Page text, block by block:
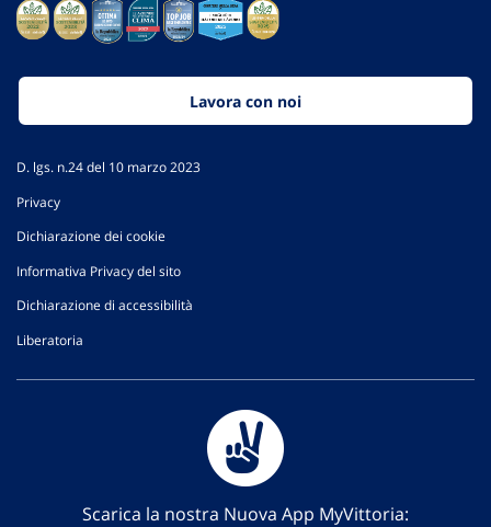
Lavora con noi
D. lgs. n.24 del 10 marzo 2023
Privacy
Dichiarazione dei cookie
Informativa Privacy del sito
Dichiarazione di accessibilità
Liberatoria
Scarica la nostra Nuova App MyVittoria: